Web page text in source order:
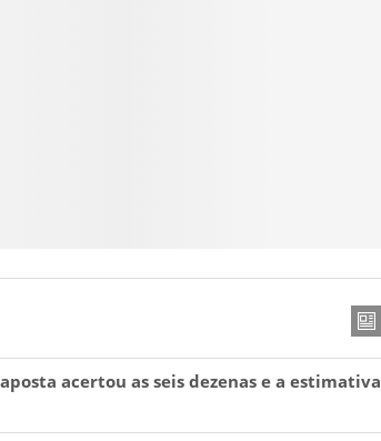
acertou as seis dezenas e a estimativa